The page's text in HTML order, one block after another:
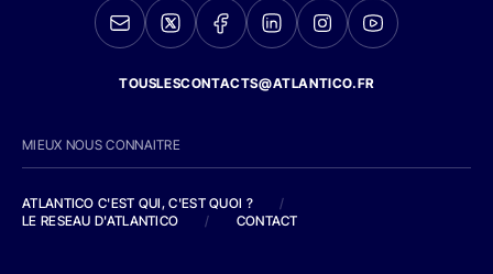
TOUSLESCONTACTS@ATLANTICO.FR
MIEUX NOUS CONNAITRE
ATLANTICO C'EST QUI, C'EST QUOI ?
/
LE RESEAU D'ATLANTICO
/ CONTACT